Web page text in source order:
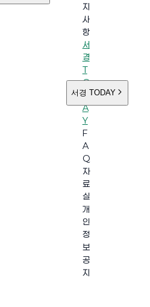
지
사
항
서
경
T
O
D
A
Y
F
A
Q
자
료
실
개
인
정
보
공
지
서경 TODAY